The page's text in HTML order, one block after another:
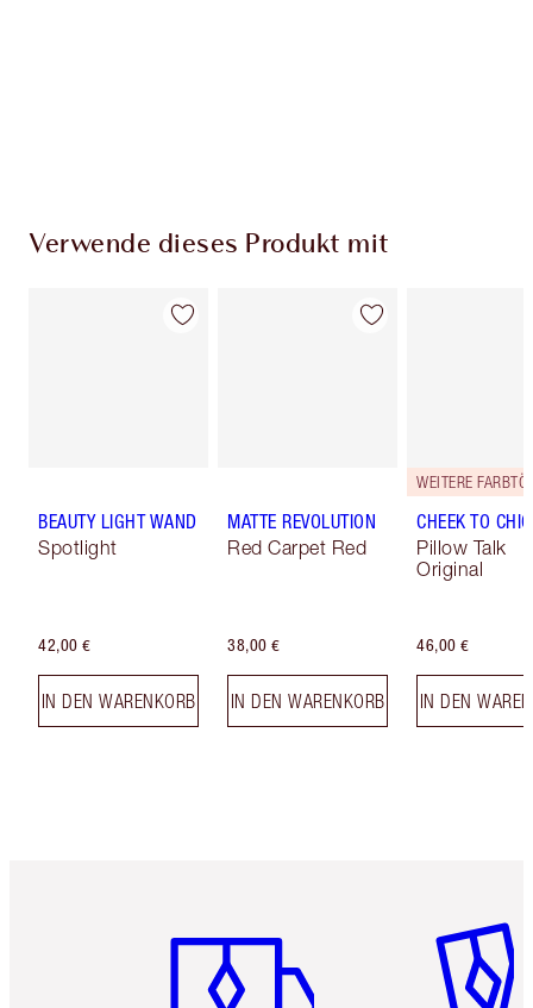
Verwende dieses Produkt mit
BEAUTY LIGHT WAND
Spotlight
42,00 €
IN DEN WARENKORB
MATTE REVOLUTION
Red Carpet Red
38,00 €
IN DEN WARENKORB
CHEEK TO CHIC
Pillow Talk
Original
46,00 €
IN DEN